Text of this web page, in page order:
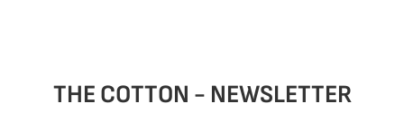
THE COTTON - NEWSLETTER